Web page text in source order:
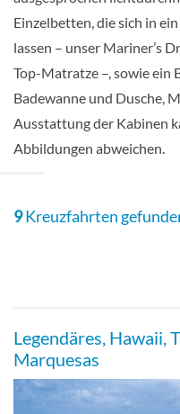
Suite
Vista Suite-[BC]
Suite
Hauptdeck
Einzelbetten, die sich in
lassen – unser Mariner’s
Top-Matratze –, sowie ein
Badewanne und Dusche,
Ausstattung der Kabinen
Abbildungen abweichen.
9Kreuzfahrten
Legendäres, Hawaii,
Marquesas